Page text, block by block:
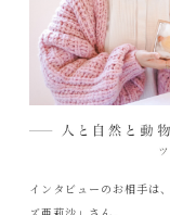
インタビューのお相手は